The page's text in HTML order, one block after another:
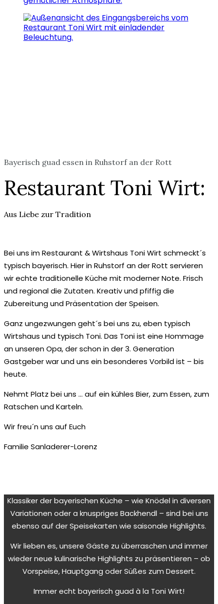
Bayerisch guad essen in Ruhstorf an der Rott
Restaurant Toni Wirt:
Aus Liebe zur Tradition
Bei uns im Restaurant & Wirtshaus Toni Wirt schmeckt´s
typisch bayerisch. Hier in Ruhstorf an der Rott servieren
wir echte traditionelle Küche mit moderner Note. Frisch
und regional die Zutaten. Kreativ und pfiffig die
Zubereitung und Präsentation der Speisen.
Ganz ungezwungen geht´s bei uns zu, eben typisch
Wirtshaus und typisch Toni. Das Toni ist eine Hommage
an unseren Opa, der schon in der 3. Generation
Gastgeber war und uns ein besonderes Vorbild ist – bis
heute.
Nehmt Platz bei uns … auf ein kühles Bier, zum Essen, zum
Ratschen und Karteln.
Wir freu´n uns auf Euch
Familie Sanladerer-Lorenz
Klassiker der bayerischen Küche – wie Knödel in diversen
Variationen oder a knuspriges Backhendl – sind bei uns
ebenso auf der Speisekarten wie saisonale Highlights.
Wir lieben es, unsere Gäste zu überraschen und immer
wieder neue kulinarische Highlights zu präsentieren – ob
Vorspeise, Hauptgang oder Süßes zum Dessert.
Immer echt bayerisch guad à la Toni Wirt!